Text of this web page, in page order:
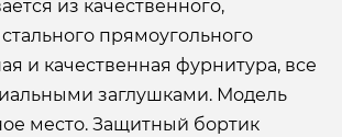
из качественного,
прямоугольного
и качественная фурнитура, все
заглушками. Модель
место. Защитный бортик